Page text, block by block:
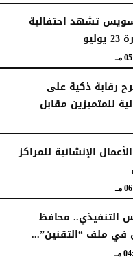
تشهد احتفالية
مـ
رقابة ذكية على
للمتميزين مقابل
الإنشائية للمراكز
مـ
التنفيذي.. محافظ
في ملف “التقنين”...
مـ